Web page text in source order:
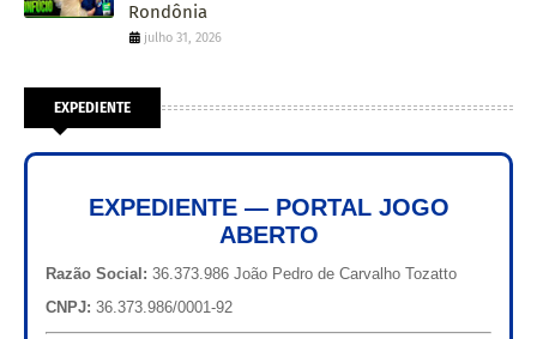
Rondônia
julho 31, 2026
EXPEDIENTE
EXPEDIENTE — PORTAL JOGO
ABERTO
Razão Social: 36.373.986 João Pedro de Carvalho Tozatto
CNPJ: 36.373.986/0001-92